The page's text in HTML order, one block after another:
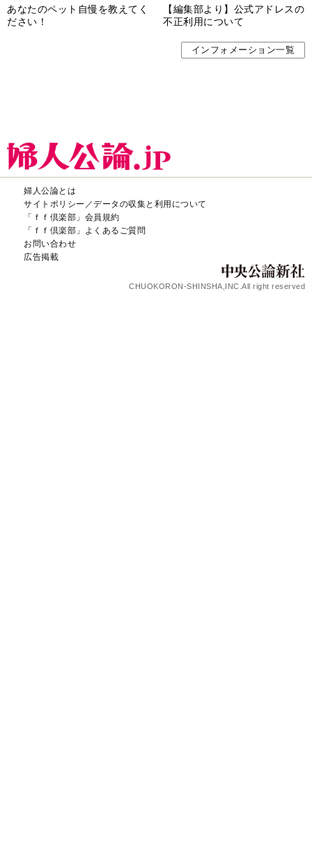
あなたのペット自慢を教えてく
ださい！
【編集部より】公式アドレスの
不正利用について
インフォメーション一覧
婦人公論とは
サイトポリシー／データの収集と利用について
「ｆｆ倶楽部」会員規約
「ｆｆ倶楽部」よくあるご質問
お問い合わせ
広告掲載
CHUOKORON-SHINSHA,INC.All right reserved